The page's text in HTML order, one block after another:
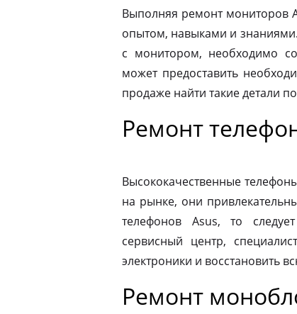
Выполняя ремонт мониторов
опытом, навыками и
с монитором, необходимо
может предоставить
продаже найти такие детали
Ремонт
Высококачественные
на рынке, они
телефонов Asus, то
сервисный центр,
электроники и восстановить
Ремонт